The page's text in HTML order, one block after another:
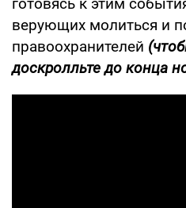
верующих молиться и
правоохранителей
доскролльте до конца